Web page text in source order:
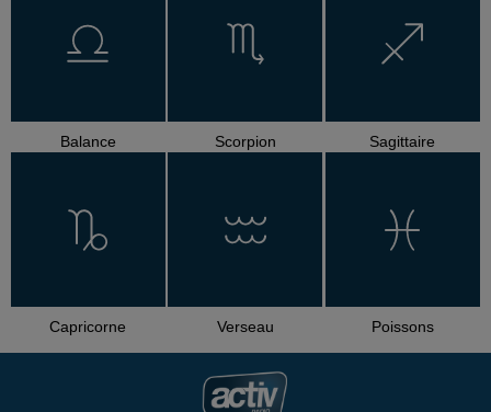
Balance Scorpion Sagittaire
Capricorne Verseau Poissons